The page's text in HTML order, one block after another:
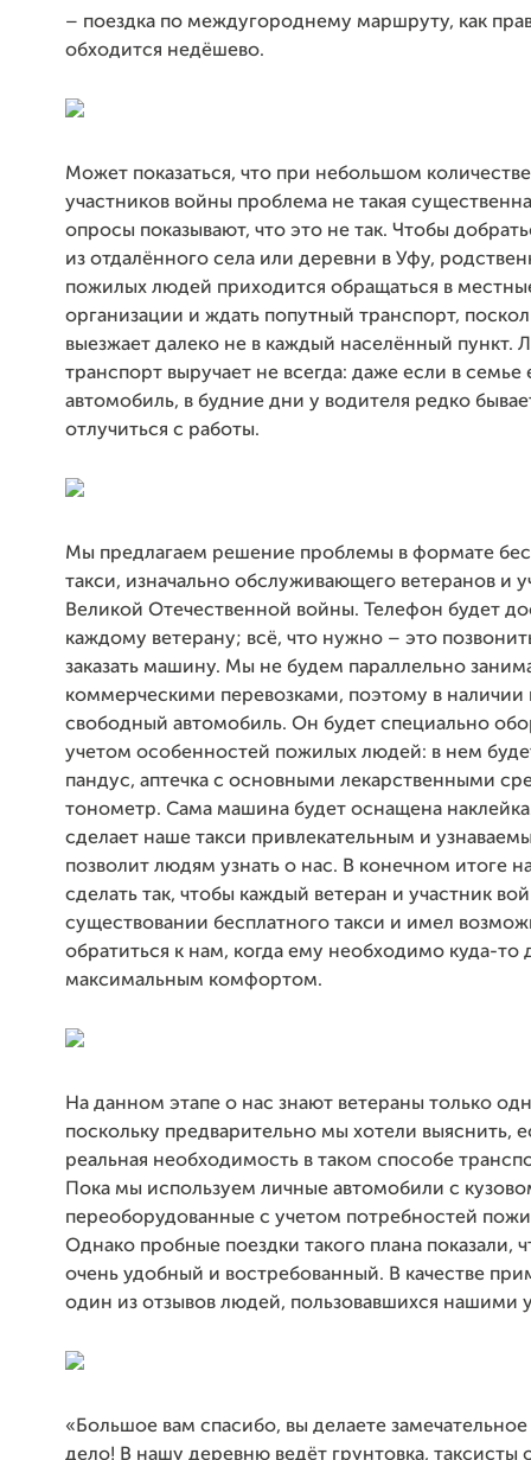
– поездка по междугороднему маршруту, как
обходится недёшево.
Может показаться, что при небольшом
участников войны проблема не такая
опросы показывают, что это не так. Чтобы
из отдалённого села или деревни в Уфу,
пожилых людей приходится обращаться в
организации и ждать попутный транспорт,
выезжает далеко не в каждый населённый пункт.
транспорт выручает не всегда: даже если в семье
автомобиль, в будние дни у водителя редко
отлучиться с работы.
Мы предлагаем решение проблемы в формате
такси, изначально обслуживающего ветеранов и
Великой Отечественной войны. Телефон будет
каждому ветерану; всё, что нужно – это
заказать машину. Мы не будем параллельно
коммерческими перевозками, поэтому в наличии
свободный автомобиль. Он будет специально
учетом особенностей пожилых людей: в нем
пандус, аптечка с основными лекарственными
тонометр. Сама машина будет оснащена
сделает наше такси привлекательным и
позволит людям узнать о нас. В конечном итоге
сделать так, чтобы каждый ветеран и участник
существовании бесплатного такси и имел
обратиться к нам, когда ему необходимо куда-то
максимальным комфортом.
На данном этапе о нас знают ветераны только
поскольку предварительно мы хотели выяснить,
реальная необходимость в таком способе
Пока мы используем личные автомобили с
переоборудованные с учетом потребностей
Однако пробные поездки такого плана показали,
очень удобный и востребованный. В качестве
один из отзывов людей, пользовавшихся нашими
«Большое вам спасибо, вы делаете
дело! В нашу деревню ведёт грунтовка, таксисты